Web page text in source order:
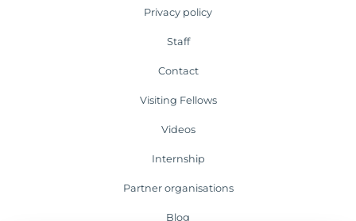
Privacy policy
Staff
Contact
Visiting Fellows
Videos
Internship
Partner organisations
Blog